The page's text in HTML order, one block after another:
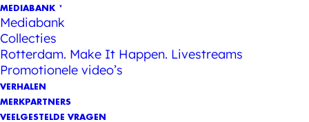
MEDIABANK
Mediabank
Collecties
Rotterdam. Make It Happen. Livestreams
Promotionele video’s
VERHALEN
MERKPARTNERS
VEELGESTELDE VRAGEN